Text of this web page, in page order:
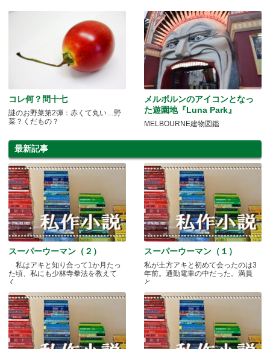
コレ何？問十七
謎のお野菜第2弾：赤くて丸い…野
菜？くだもの？
メルボルンのアイコンとなっ
た遊園地『Luna Park』
MELBOURNE建物図鑑
最新記事
スーパーウーマン（２）
私はアキと知り合って1か月たっ
た頃、私にも少林寺拳法を教えて
く.....
スーパーウーマン（１）
私が土方アキと初めて会ったのは3
年前。通勤電車の中だった。満員
と.....